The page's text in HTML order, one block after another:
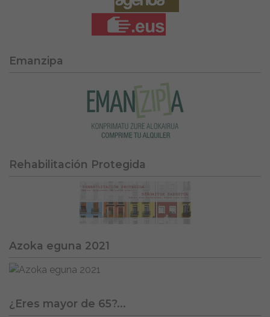
Emanzipa
Rehabilitación Protegida
Azoka eguna 2021
¿Eres mayor de 65?...